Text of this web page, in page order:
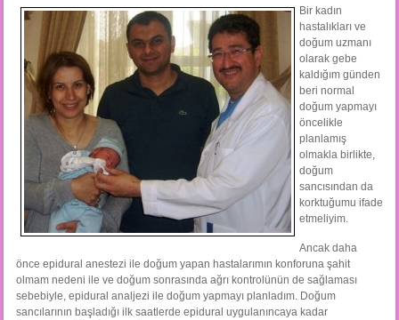
Bir kadın
hastalıkları ve
doğum uzmanı
olarak gebe
kaldığım günden
beri normal
doğum yapmayı
öncelikle
planlamış
olmakla birlikte,
doğum
sancısından da
korktuğumu ifade
etmeliyim.
Ancak daha
önce epidural anestezi ile doğum yapan hastalarımın konforuna şahit
olmam nedeni ile ve doğum sonrasında ağrı kontrolünün de sağlaması
sebebiyle, epidural analjezi ile doğum yapmayı planladım. Doğum
sancılarının başladığı ilk saatlerde epidural uygulanıncaya kadar